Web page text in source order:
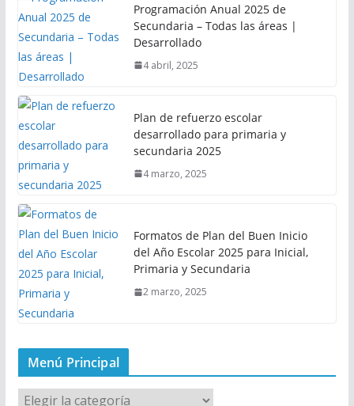
Programación Anual 2025 de
Secundaria – Todas las áreas |
Desarrollado
4 abril, 2025
Plan de refuerzo escolar
desarrollado para primaria y
secundaria 2025
4 marzo, 2025
Formatos de Plan del Buen Inicio
del Año Escolar 2025 para Inicial,
Primaria y Secundaria
2 marzo, 2025
Menú Principal
M